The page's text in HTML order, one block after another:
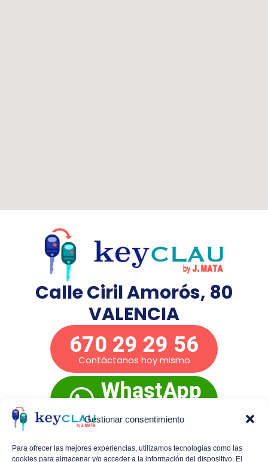
Gestionar consentimiento
Para ofrecer las mejores experiencias, utilizamos tecnologías como las
cookies para almacenar y/o acceder a la información del dispositivo. El
Calle Ciril Amorós, 80
VALENCIA
670 29 29 56
Contáctanos hoy mismo
WhastApp
inmediato